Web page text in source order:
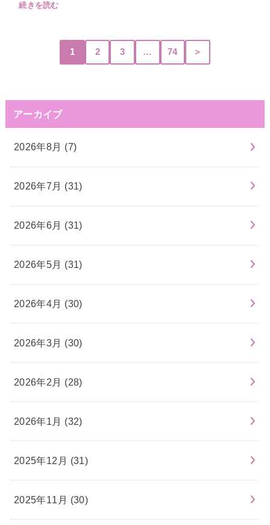
続きを読む
1 2 3 … 74 ＞
アーカイブ
2026年8月 (7)
2026年7月 (31)
2026年6月 (31)
2026年5月 (31)
2026年4月 (30)
2026年3月 (30)
2026年2月 (28)
2026年1月 (32)
2025年12月 (31)
2025年11月 (30)